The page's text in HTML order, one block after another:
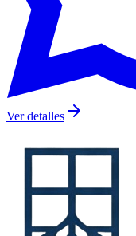
Ver detalles